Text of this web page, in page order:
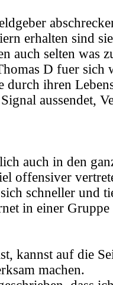
erhalten sind
auch selten was
D fuer sich
durch ihren
aussendet,
auch in den
offensiver
schneller und
in einer
kannst auf die
machen.